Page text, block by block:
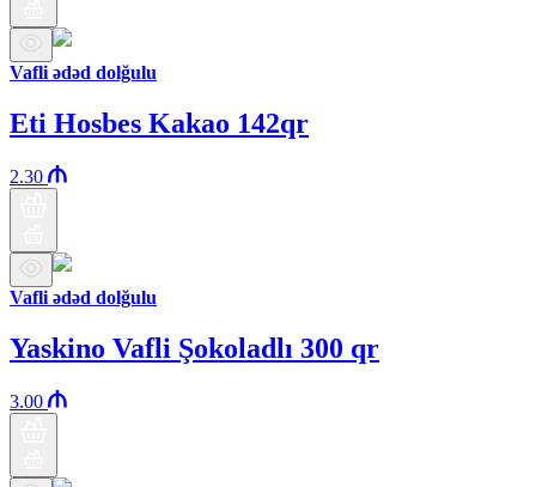
Vafli ədəd dolğulu
Eti Hosbes Kakao 142qr
2.30
Vafli ədəd dolğulu
Yaskino Vafli Şokoladlı 300 qr
3.00